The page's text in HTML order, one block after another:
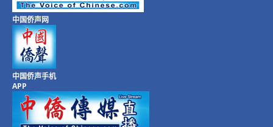
中国侨声网
中国侨声手机
APP